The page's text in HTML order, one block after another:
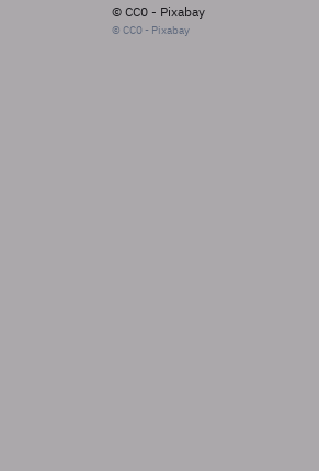
© CC0 - Pixabay
© CC0 - Pixabay